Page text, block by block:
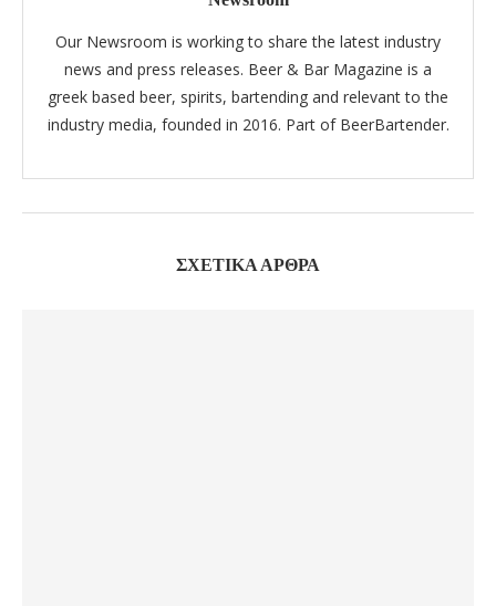
Our Newsroom is working to share the latest industry
news and press releases. Beer & Bar Magazine is a
greek based beer, spirits, bartending and relevant to the
industry media, founded in 2016. Part of BeerBartender.
ΣΧΕΤΙΚΆ ΆΡΘΡΑ